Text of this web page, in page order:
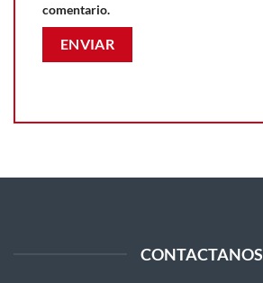
comentario.
CONTACTANOS